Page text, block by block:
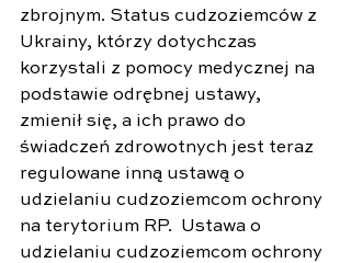
zbrojnym. Status cudzoziemców z
Ukrainy, którzy dotychczas
korzystali z pomocy medycznej na
podstawie odrębnej ustawy,
zmienił się, a ich prawo do
świadczeń zdrowotnych jest teraz
regulowane inną ustawą o
udzielaniu cudzoziemcom ochrony
na terytorium RP.  Ustawa o
udzielaniu cudzoziemcom ochrony